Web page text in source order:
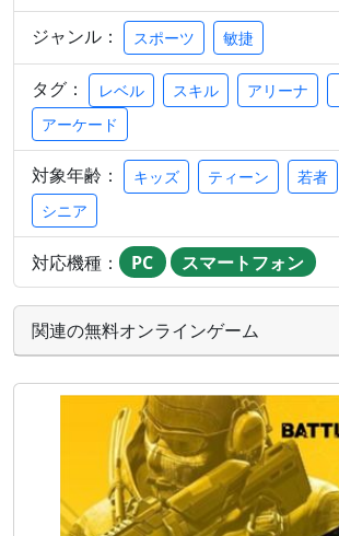
ジャンル：
スポーツ 敏捷
タグ： レベル スキル アリーナ
アーケード
対象年齢： キッズ ティーン 若者
シニア
対応機種： PC スマートフォン
関連の無料オンラインゲーム